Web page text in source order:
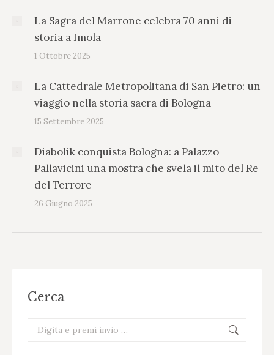
La Sagra del Marrone celebra 70 anni di
storia a Imola
1 Ottobre 2025
La Cattedrale Metropolitana di San Pietro: un
viaggio nella storia sacra di Bologna
15 Settembre 2025
Diabolik conquista Bologna: a Palazzo
Pallavicini una mostra che svela il mito del Re
del Terrore
26 Giugno 2025
Cerca
Cerca: